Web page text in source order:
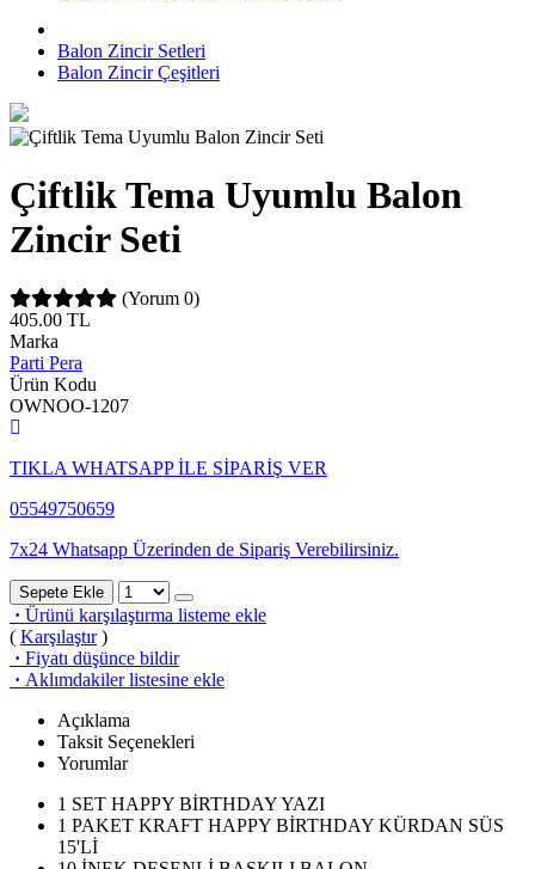
Balon Zincir Setleri
Balon Zincir Çeşitleri
Çiftlik Tema Uyumlu Balon
Zincir Seti
(Yorum 0)
405.00 TL
Marka
Parti Pera
Ürün Kodu
OWNOO-1207
TIKLA WHATSAPP İLE SİPARİŞ VER
05549750659
7x24 Whatsapp Üzerinden de Sipariş Verebilirsiniz.
Sepete Ekle
· Ürünü karşılaştırma listeme ekle
( Karşılaştır)
· Fiyatı düşünce bildir
· Aklımdakiler listesine ekle
Açıklama
Taksit Seçenekleri
Yorumlar
1 SET HAPPY BİRTHDAY YAZI
1 PAKET KRAFT HAPPY BİRTHDAY KÜRDAN SÜS
15'Lİ